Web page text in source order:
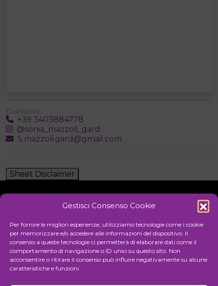
Gestisci Consenso Cookie
Per fornire le migliori esperienze, utilizziamo tecnologie come i cookie
per memorizzare e/o accedere alle informazioni del dispositivo. Il
consenso a queste tecnologie ci permetterà di elaborare dati come il
comportamento di navigazione o ID unici su questo sito. Non
acconsentire o ritirare il consenso può influire negativamente su alcune
caratteristiche e funzioni.
+39 3403884778
@sonia_mazzoli_gard
S.mazzoli.gard@gmail.com
Sheet Disclaimer
Cultural association for the promotion of visual arts